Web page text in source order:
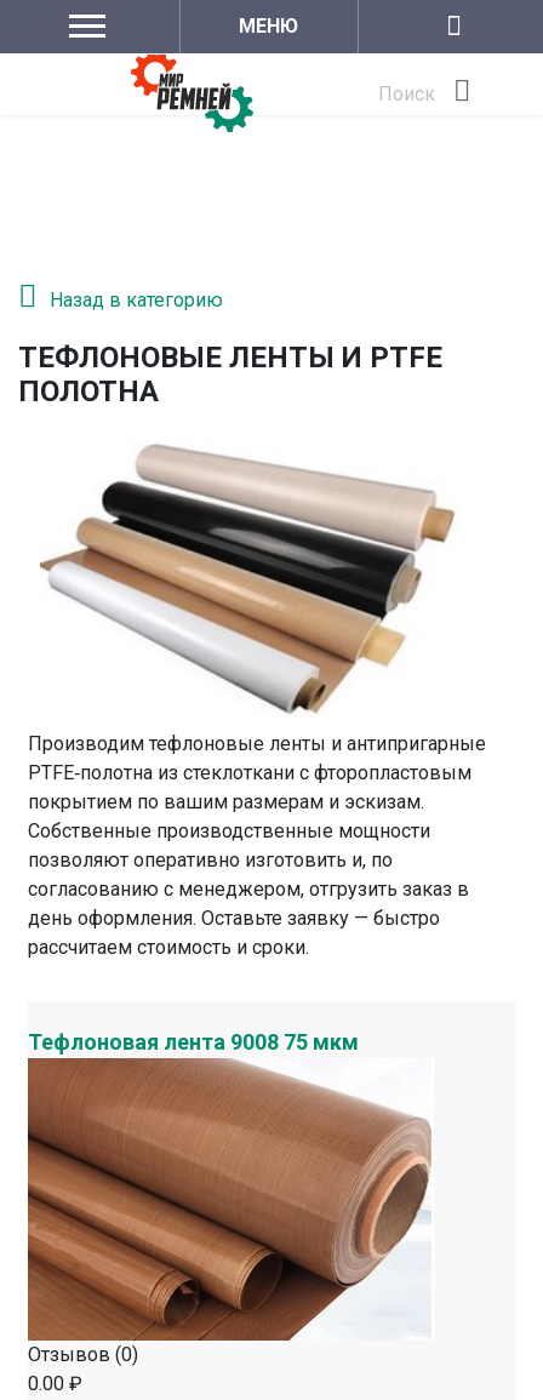
МЕНЮ
Поиск
Назад в категорию
ТЕФЛОНОВЫЕ ЛЕНТЫ И PTFE
ПОЛОТНА
Производим тефлоновые ленты и антипригарные
PTFE‑полотна из стеклоткани с фторопластовым
покрытием по вашим размерам и эскизам.
Собственные производственные мощности
позволяют оперативно изготовить и, по
согласованию с менеджером, отгрузить заказ в
день оформления. Оставьте заявку — быстро
рассчитаем стоимость и сроки.
Тефлоновая лента 9008 75 мкм
Отзывов (0)
0.00 ₽